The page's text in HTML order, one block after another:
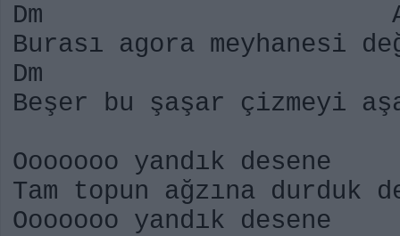
Dm
Burası agora meyhanesi
Dm
Beşer bu şaşar çizmeyi
Ooooooo yandık desene
Tam topun ağzına durduk
Ooooooo yandık desene